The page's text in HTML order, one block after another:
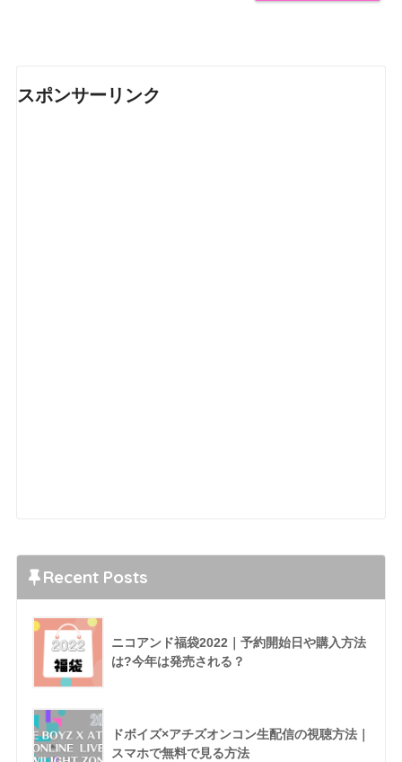
スポンサーリンク
Recent Posts
ニコアンド福袋2022｜予約開始日や購入方法
は?今年は発売される？
ドボイズ×アチズオンコン生配信の視聴方法｜
スマホで無料で見る方法